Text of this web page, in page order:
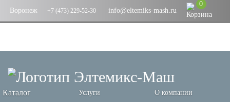
Воронеж +7 (473) 229-52-30 info@eltemiks-mash.ru
0
Каталог Услуги
О компании